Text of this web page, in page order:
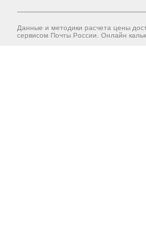
Данные и методики расчета цены
сервисом Почты России. Онлайн